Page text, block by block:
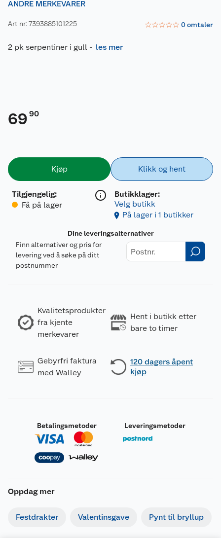
ANDRE MERKEVARER
Art nr: 7393885101225 ☆☆☆☆☆ 0omtaler
2 pk serpentiner i gull - les mer
69 90
Kjøp
Tilgjengelig:
Få på lager
Klikk og hent
Butikklager:
Velg butikk
På lager i 1 butikker
Dine leveringsalternativer
Finn alternativer og pris for
levering ved å søke på ditt
postnummer
Kvalitetsprodukter
fra kjente
merkevarer
Hent i butikk etter
bare to timer
Gebyrfri faktura
med Walley
120 dagers åpent
kjøp
Betalingsmetoder Leveringsmetoder
Oppdag mer
Festdrakter Valentinsgave Pynt til bryllup